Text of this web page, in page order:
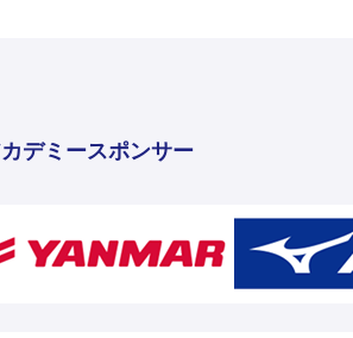
デミースポンサー